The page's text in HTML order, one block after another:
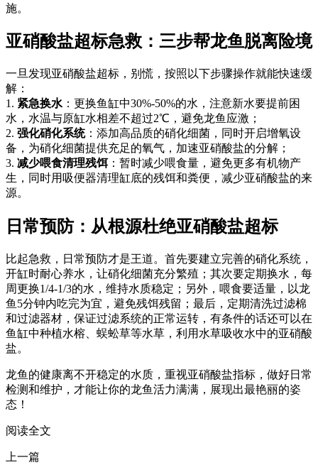
施。
亚硝酸盐超标急救：三步帮龙鱼脱离险境
一旦发现亚硝酸盐超标，别慌，按照以下步骤操作就能快速缓
解：
1. 紧急换水 ：更换鱼缸中30%-50%的水，注意新水要提前困
水，水温与原缸水相差不超过2℃，避免龙鱼应激；
2. 强化硝化系统：添加高品质的硝化细菌，同时开启增氧设
备，为硝化细菌提供充足的氧气，加速亚硝酸盐的分解；
3. 减少喂食清理残饵：暂时减少喂食量，避免更多有机物产
生，同时用吸便器清理缸底的残饵和粪便，减少亚硝酸盐的来
源。
日常预防：从根源杜绝亚硝酸盐超标
比起急救，日常预防才是王道。首先要建立完善的硝化系统，
开缸时耐心养水，让硝化细菌充分繁殖；其次要定期换水，每
周更换1/4-1/3的水，维持水质稳定；另外，喂食要适量，以龙
鱼5分钟内吃完为宜，避免残饵残留；最后，定期清洗过滤棉
和过滤器材，保证过滤系统的正常运转，有条件的话还可以在
鱼缸中种植水榕、蜈蚣草等水草，利用水草吸收水中的亚硝酸
盐。
龙鱼的健康离不开稳定的水质，重视亚硝酸盐指标，做好日常
检测和维护，才能让你的龙鱼活力满满，展现出最艳丽的姿
态！
阅读全文
上一篇